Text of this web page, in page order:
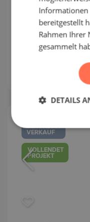
Meereslinie
BALCHIK /
137.88 m
€
SEKUNDÄR
VERKAUF
VOLLENDET
PROJEKT
Informationen
bereitgestellt
Rahmen Ihrer
gesammelt
DETAILS